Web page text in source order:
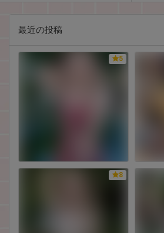
最近の投稿
5
8